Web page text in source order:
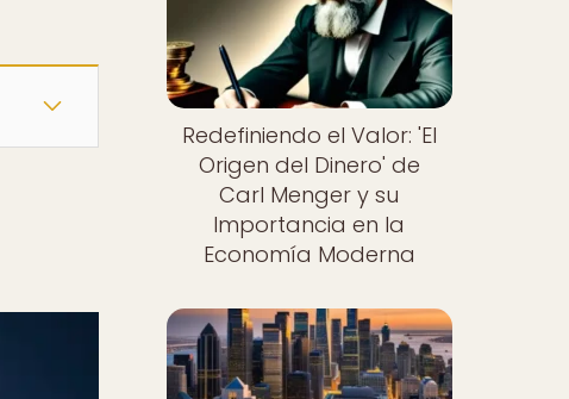
Redefiniendo el Valor: 'El
Origen del Dinero' de
Carl Menger y su
Importancia en la
Economía Moderna